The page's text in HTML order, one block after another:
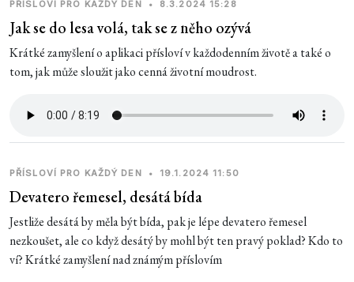
PŘÍSLOVÍ PRO KAŽDÝ DEN • 8.3.2024 15:28
Jak se do lesa volá, tak se z něho ozývá
Krátké zamyšlení o aplikaci přísloví v každodenním životě a také o
tom, jak může sloužit jako cenná životní moudrost.
PŘÍSLOVÍ PRO KAŽDÝ DEN • 19.1.2024 11:50
Devatero řemesel, desátá bída
Jestliže desátá by měla být bída, pak je lépe devatero řemesel
nezkoušet, ale co když desátý by mohl být ten pravý poklad? Kdo to
ví? Krátké zamyšlení nad známým příslovím